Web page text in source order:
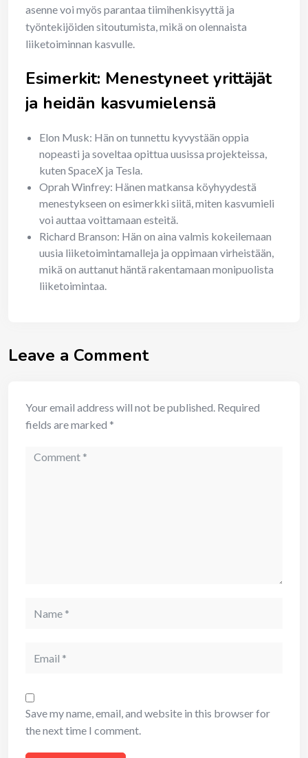
asenne voi myös parantaa tiimihenkisyyttä ja
työntekijöiden sitoutumista, mikä on olennaista
liiketoiminnan kasvulle.
Esimerkit: Menestyneet yrittäjät
ja heidän kasvumielensä
Elon Musk: Hän on tunnettu kyvystään oppia
nopeasti ja soveltaa opittua uusissa projekteissa,
kuten SpaceX ja Tesla.
Oprah Winfrey: Hänen matkansa köyhyydestä
menestykseen on esimerkki siitä, miten kasvumieli
voi auttaa voittamaan esteitä.
Richard Branson: Hän on aina valmis kokeilemaan
uusia liiketoimintamalleja ja oppimaan virheistään,
mikä on auttanut häntä rakentamaan monipuolista
liiketoimintaa.
Leave a Comment
Your email address will not be published. Required
fields are marked *
Comment
Save my name, email, and website in this browser for
the next time I comment.